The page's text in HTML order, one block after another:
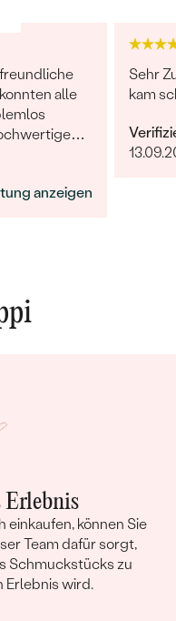
alle
anzeigen
Sehr
kam
Erlebnis
einkaufen, können Sie
Team dafür sorgt,
Schmuckstücks zu
Erlebnis wird.